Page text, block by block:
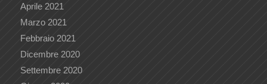
Aprile 2021
Marzo 2021
Febbraio 2021
Dicembre 2020
Settembre 2020